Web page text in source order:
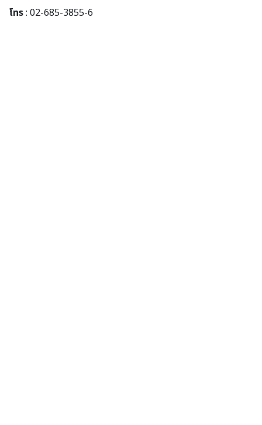
โทร: 02-685-3855-6